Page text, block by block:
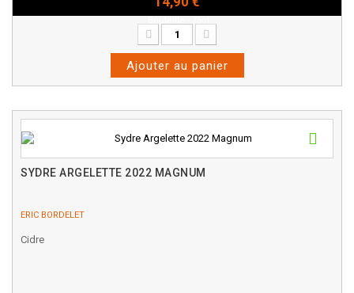
Ajouter au panier
SYDRE ARGELETTE 2022 MAGNUM
ERIC BORDELET
Cidre